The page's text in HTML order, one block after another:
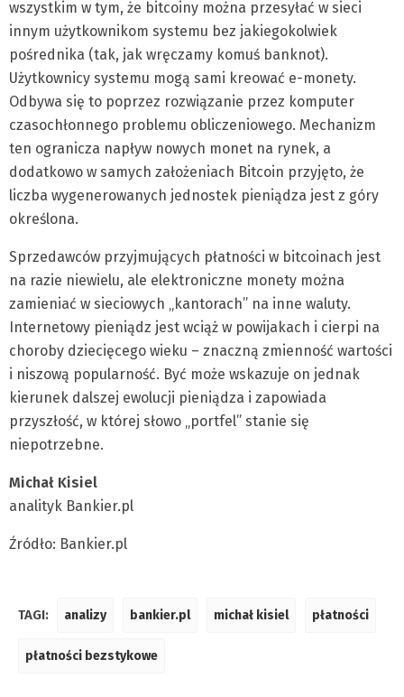
wszystkim w tym, że bitcoiny można przesyłać w sieci
innym użytkownikom systemu bez jakiegokolwiek
pośrednika (tak, jak wręczamy komuś banknot).
Użytkownicy systemu mogą sami kreować e-monety.
Odbywa się to poprzez rozwiązanie przez komputer
czasochłonnego problemu obliczeniowego. Mechanizm
ten ogranicza napływ nowych monet na rynek, a
dodatkowo w samych założeniach Bitcoin przyjęto, że
liczba wygenerowanych jednostek pieniądza jest z góry
określona.
Sprzedawców przyjmujących płatności w bitcoinach jest
na razie niewielu, ale elektroniczne monety można
zamieniać w sieciowych „kantorach” na inne waluty.
Internetowy pieniądz jest wciąż w powijakach i cierpi na
choroby dziecięcego wieku – znaczną zmienność wartości
i niszową popularność. Być może wskazuje on jednak
kierunek dalszej ewolucji pieniądza i zapowiada
przyszłość, w której słowo „portfel” stanie się
niepotrzebne.
Michał Kisiel
analityk Bankier.pl
Źródło: Bankier.pl
TAGI: analizy bankier.pl michał kisiel płatności
płatności bezstykowe